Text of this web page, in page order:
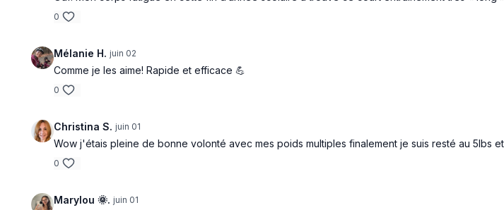
0
Mélanie H. juin 02
Comme je les aime! Rapide et efficace 💪
0
Christina S. juin 01
Wow j'étais pleine de bonne volonté avec mes poids multiples finalement je suis resté au 5lbs
0
Marylou 🌞. juin 01